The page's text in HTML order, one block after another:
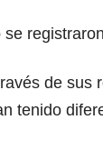
de sus
tenido